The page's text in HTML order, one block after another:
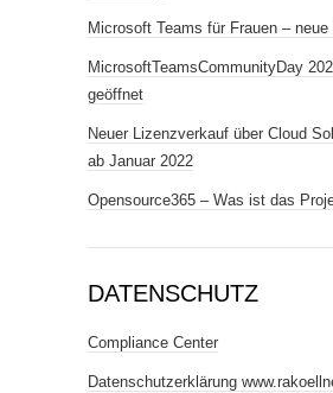
Microsoft Teams für Frauen –
MicrosoftTeamsCommunityDay
geöffnet
Neuer Lizenzverkauf über Cloud
ab Januar 2022
Opensource365 – Was ist das
DATENSCHUTZ
Compliance Center
Datenschutzerklärung